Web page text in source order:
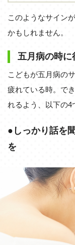
このようなサイン
かもしれません。
五月病の時
こどもが五月病の
疲れている時。で
れるよう、以下の4
●しっかり話を
を